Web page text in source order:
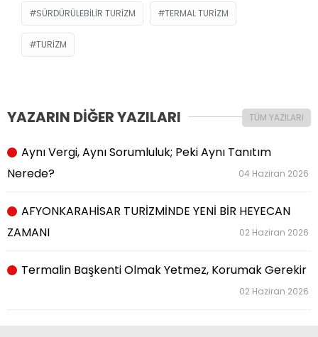
SÜRDÜRÜLEBILIR TURIZM TERMAL TURIZM
TURIZM
YAZARIN DİĞER YAZILARI TÜM YAZILARI
Aynı Vergi, Aynı Sorumluluk; Peki Aynı Tanıtım
Nerede?
04 Haziran 2026
AFYONKARAHİSAR TURİZMİNDE YENİ BİR HEYECAN
ZAMANI
02 Haziran 2026
Termalin Başkenti Olmak Yetmez, Korumak Gerekir
02 Haziran 2026